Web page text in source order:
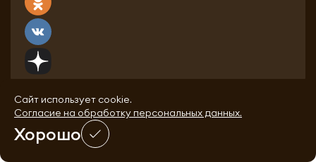
Сайт использует cookie.
Согласие на обработку персональных данных.
Хорошо